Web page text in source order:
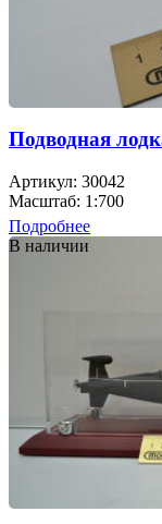
Подводная
Артикул: 30042
Масштаб: 1:700
Подробнее
В наличии